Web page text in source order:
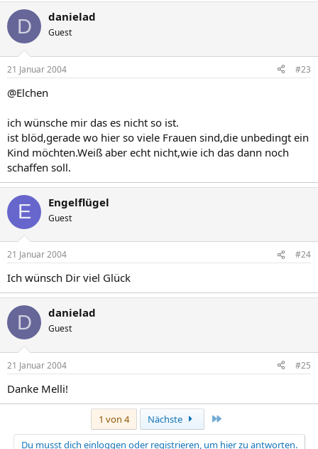
D danielad
Guest
21 Januar 2004 #23
@Elchen
ich wünsche mir das es nicht so ist.
ist blöd,gerade wo hier so viele Frauen sind,die unbedingt ein
Kind möchten.Weiß aber echt nicht,wie ich das dann noch
schaffen soll.
E Engelflügel
Guest
21 Januar 2004 #24
Ich wünsch Dir viel Glück
D danielad
Guest
21 Januar 2004 #25
Danke Melli!
1 von 4 Nächste
Du musst dich einloggen oder registrieren, um hier zu antworten.